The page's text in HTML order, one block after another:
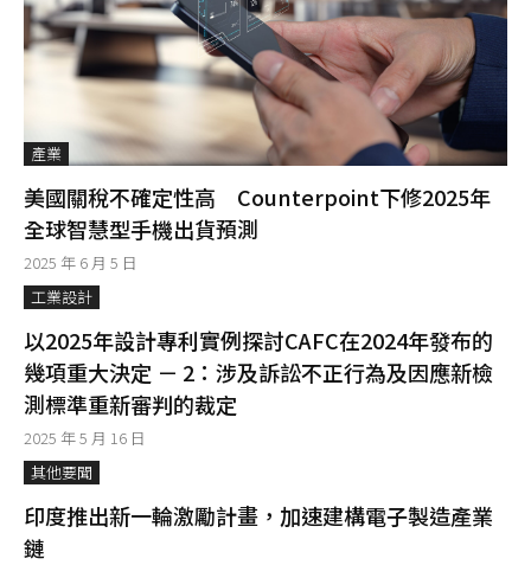
產業
美國關稅不確定性高 Counterpoint下修2025年
全球智慧型手機出貨預測
2025 年 6 月 5 日
工業設計
以2025年設計專利實例探討CAFC在2024年發布的
幾項重大決定 － 2：涉及訴訟不正行為及因應新檢
測標準重新審判的裁定
2025 年 5 月 16 日
其他要聞
印度推出新一輪激勵計畫，加速建構電子製造產業
鏈